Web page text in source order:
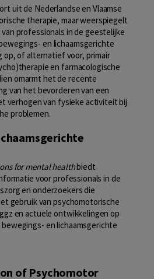
uit de Nederlandse en Vlaamse
therapie, maar weerspiegelt
professionals in de geestelijke
en lichaamsgerichte
op, of alternatief voor, primair
en farmacologische
omarmt het de recente
van het bevorderen van een
verhogen van fysieke activiteit bij
problemen.
for mental healthbiedt
voor professionals in de
en onderzoekers die
gebruik van psychomotorische
en actuele ontwikkelingen op
en lichaamsgerichte
of Psychomotor